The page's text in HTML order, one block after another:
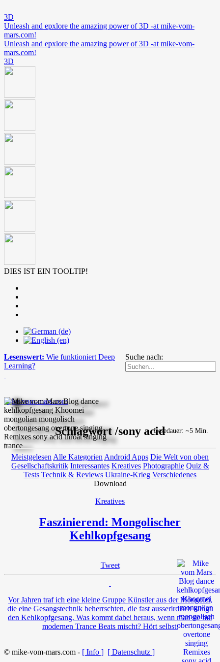
3D
Unleash and epxlore the amazing power of 3D -at mike-vom-
mars.com!
Unleash and epxlore the amazing power of 3D -at mike-vom-
mars.com!
3D
DIES IST EIN TOOLTIP!
Suche nach:
Lesenswert: Wie funktioniert Deep
Learning?
mike-vom-mars.com
Schlagwort /sony acid
Meistgelesen Alle Kategorien Android Apps Die Welt von oben
Gesellschaftskritik Interessantes Kreatives Photographie Quiz &
Tests Technik & Reviews Ukraine-Krieg Verschiedenes
Download
Kreatives
Faszinierend: Mongolischer
Kehlkopfgesang
Tweet
Lesedauer: ~5 Min.
Vor Jahren traf ich eine kleine Gruppe Künstler aus der Mongolei,
die eine Gesangstechnik beherrschten, die fast ausserirdisch klingt:
den Kehlkopfgesang. Was kommt dabei heraus, wenn man sie mit
modernen Trance Beats mischt? Hört selbst.
© mike-vom-mars.com - [ Info ] [ Datenschutz ]